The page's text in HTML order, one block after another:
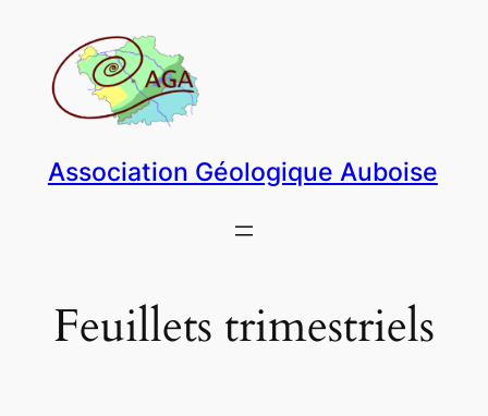
contenu
Association Géologique Auboise
Feuillets trimestriels